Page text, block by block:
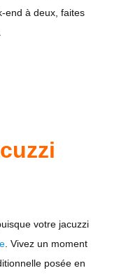
end à deux, faites
votre jacuzzi
. Vivez un moment
posée en